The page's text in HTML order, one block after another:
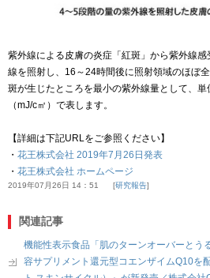
紫外線による皮膚の炎症「紅斑」から紫外線
線を照射し、16～24時間後に照射領域のほぼ
斑が生じたところを最小の紫外線量として、
（mJ/c㎡）で表します。
【詳細は下記URLをご参照ください】
・ 花王株式会社 2019年7月26日発表
・ 花王株式会社 ホームページ
2019年07月26日 14：51 研究報告
関連記事
機能性表示食品「肌のターンオーバーとう
容サプリメント還元型コエンザイムQ10を